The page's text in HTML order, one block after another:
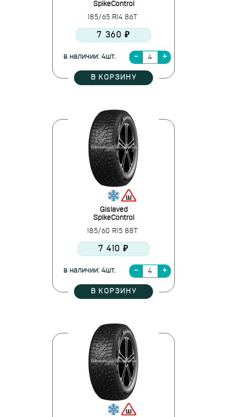
SpikeControl
185/65 R14 86T
7 360 ₽
в наличии: 4шт.
В КОРЗИНУ
Gislaved
SpikeControl
185/60 R15 88T
7 410 ₽
в наличии: 4шт.
В КОРЗИНУ